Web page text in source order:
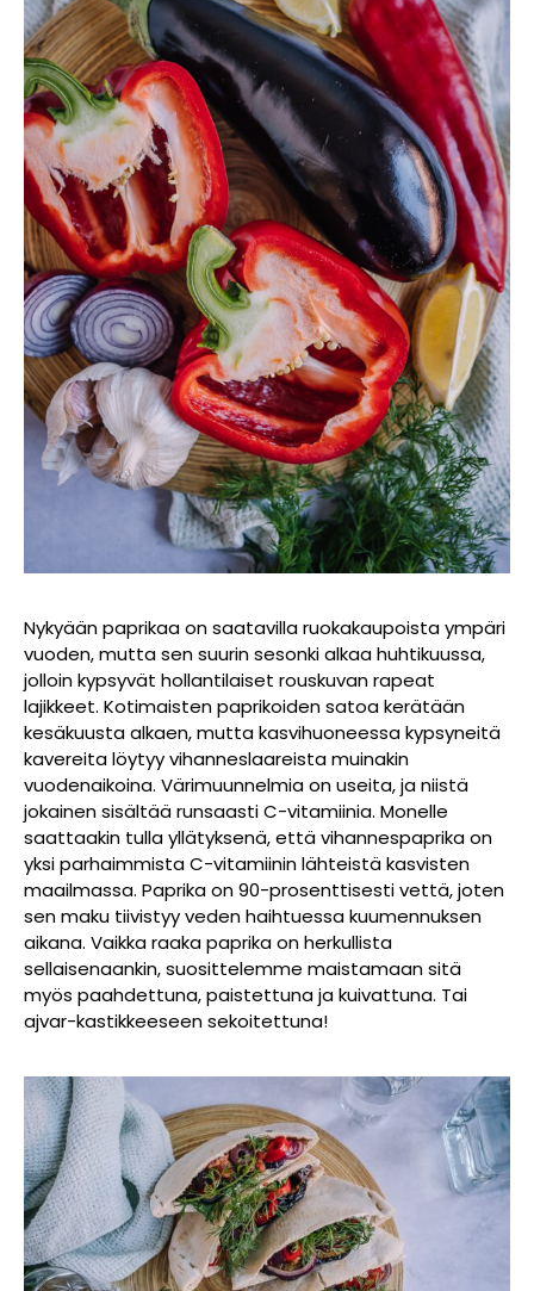
Nykyään paprikaa on saatavilla ruokakaupoista ympäri
vuoden, mutta sen suurin sesonki alkaa huhtikuussa,
jolloin kypsyvät hollantilaiset rouskuvan rapeat
lajikkeet. Kotimaisten paprikoiden satoa kerätään
kesäkuusta alkaen, mutta kasvihuoneessa kypsyneitä
kavereita löytyy vihanneslaareista muinakin
vuodenaikoina. Värimuunnelmia on useita, ja niistä
jokainen sisältää runsaasti C-vitamiinia. Monelle
saattaakin tulla yllätyksenä, että vihannespaprika on
yksi parhaimmista C-vitamiinin lähteistä kasvisten
maailmassa. Paprika on 90-prosenttisesti vettä, joten
sen maku tiivistyy veden haihtuessa kuumennuksen
aikana. Vaikka raaka paprika on herkullista
sellaisenaankin, suosittelemme maistamaan sitä
myös paahdettuna, paistettuna ja kuivattuna. Tai
ajvar-kastikkeeseen sekoitettuna!